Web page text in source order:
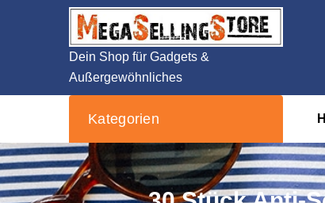
Dein Shop für Gadgets &
Außergewöhnliches
Kategorien